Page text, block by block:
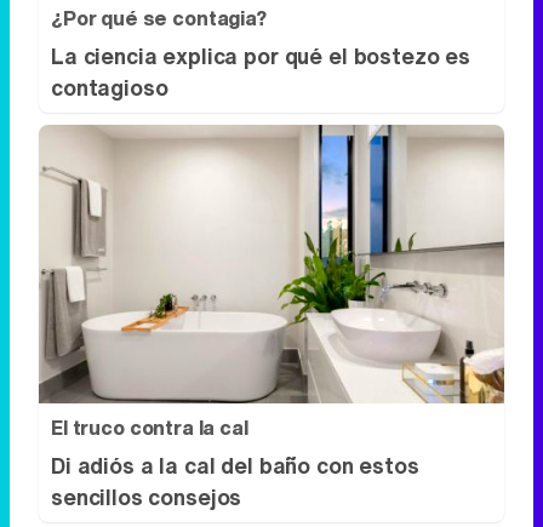
¿Por qué se contagia?
La ciencia explica por qué el bostezo es
contagioso
El truco contra la cal
Di adiós a la cal del baño con estos
sencillos consejos